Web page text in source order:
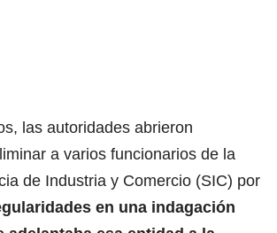
las autoridades abrieron
a varios funcionarios de la
de Industria y Comercio (SIC) por
en una indagación